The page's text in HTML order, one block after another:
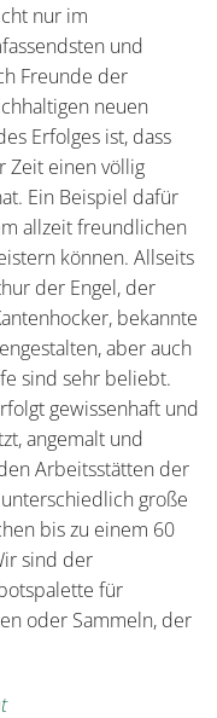
nur im
und
Freunde der
neuen
Erfolges ist, dass
Zeit einen völlig
Ein Beispiel dafür
allzeit freundlichen
können. Allseits
der Engel, der
bekannte
aber auch
sind sehr beliebt.
gewissenhaft und
angemalt und
Arbeitsstätten der
große
bis zu einem 60
sind der
für
oder Sammeln, der